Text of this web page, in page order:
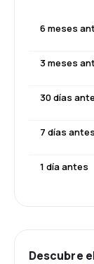
6 meses
3 meses
30 días
7 días antes
1 día antes
Descubre